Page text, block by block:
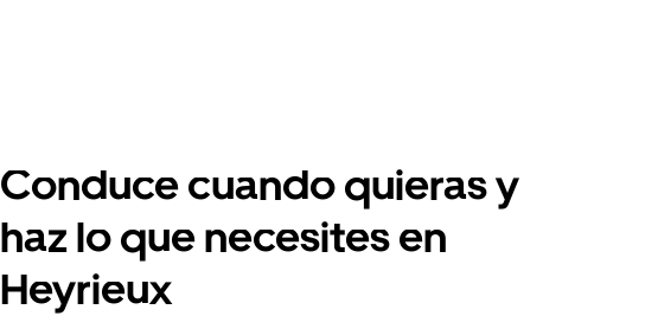
Conduce cuando quieras y
haz lo que necesites en
Heyrieux